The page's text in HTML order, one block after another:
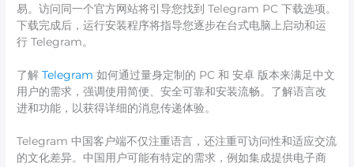
易。访问同一个官方网站将引导您找到 Telegram PC 下载选项。
下载完成后，运行安装程序将指导您逐步在台式电脑上启动和运
行 Telegram。
了解Telegram 如何通过量身定制的 PC 和 安卓 版本来满足中文
用户的需求，强调使用简便、安全可靠和安装流畅。了解语言改
进和功能，以获得详细的消息传递体验。
Telegram 中国客户端不仅注重语言，还注重可访问性和适应交流
的文化差异。中国用户可能有特定的需求，例如集成提供电子商